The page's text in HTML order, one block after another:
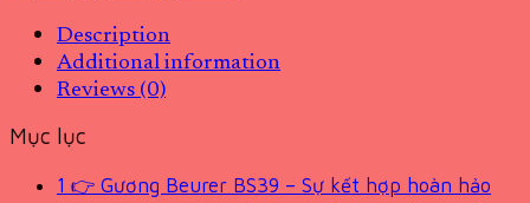
Description
Additional information
Reviews (0)
Mục lục
1 👉 Gương Beurer BS39 – Sự kết hợp hoàn hảo